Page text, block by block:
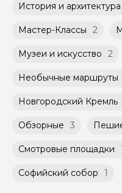
Способы оплаты на
российского
экскурсию.
участников
История и архитектура
Мастер-Классы 2
Музеи и искусство 2
Необычные маршруты
Новгородский Кремль
Обзорные 3
Смотровые площадки 1
Софийский собор 1